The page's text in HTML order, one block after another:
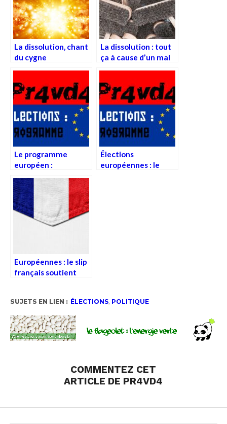
La dissolution, chant
du cygne
La dissolution : tout
ça à cause d’un mal
Le programme
européen :
politique
Élections
européennes : le
Européennes : le slip
français soutient
SUJETS EN LIEN : ÉLECTIONS, POLITIQUE
COMMENTEZ CET
ARTICLE DE PR4VD4